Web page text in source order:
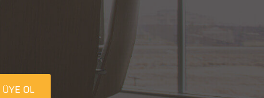
ÜYE OL